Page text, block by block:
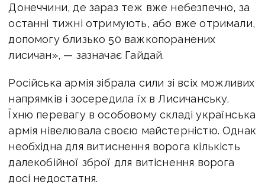
Донеччини, де зараз теж вже небезпечно, за
останні тижні отримують, або вже отримали,
допомогу близько 50 важкопоранених
лисичан», — зазначає Гайдай.
Російська армія зібрала сили зі всіх можливих
напрямків і зосередила їх в Лисичанську.
Їхню перевагу в особовому складі українська
армія нівелювала своєю майстерністю. Однак
необхідна для витиснення ворога кількість
далекобійної зброї для витіснення ворога
досі недостатня.